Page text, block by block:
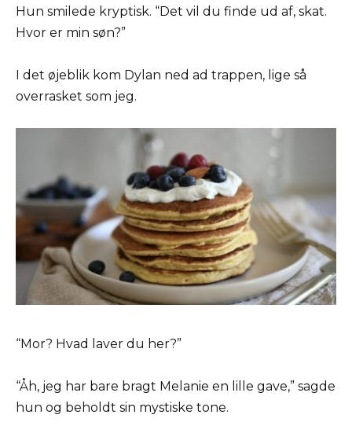
Hun smilede kryptisk. “Det vil du finde ud af, skat.
Hvor er min søn?”
I det øjeblik kom Dylan ned ad trappen, lige så
overrasket som jeg.
“Mor? Hvad laver du her?”
“Åh, jeg har bare bragt Melanie en lille gave,” sagde
hun og beholdt sin mystiske tone.